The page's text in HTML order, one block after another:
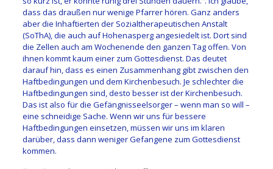
dass das draußen nur wenige Pfarrer hören. Ganz anders
aber die Inhaftierten der Sozialtherapeutischen Anstalt
(SoThA), die auch auf Hohenasperg angesiedelt ist. Dort sind
die Zellen auch am Wochenende den ganzen Tag offen. Von
ihnen kommt kaum einer zum Gottesdienst. Das deutet
darauf hin, dass es einen Zusammenhang gibt zwischen den
Haftbedingungen und dem Kirchenbesuch. Je schlechter die
Haftbedingungen sind, desto besser ist der Kirchenbesuch.
Das ist also für die Gefängnisseelsorger – wenn man so will –
eine schneidige Sache. Wenn wir uns für bessere
Haftbedingungen einsetzen, müssen wir uns im klaren
darüber, dass dann weniger Gefangene zum Gottesdienst
kommen.